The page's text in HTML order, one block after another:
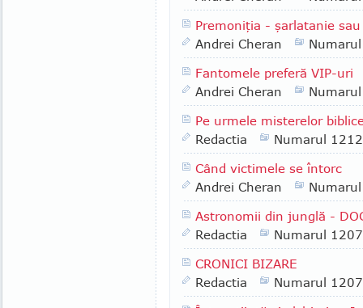
Premoniţia - şarlatanie sau
Andrei Cheran
Fantomele preferă VIP-uri
Andrei Cheran
Pe urmele misterelor
Redactia
Numarul 1212
Când victimele se întorc
Andrei Cheran
Astronomii din junglă -
Redactia
Numarul 1207
CRONICI BIZARE
Redactia
Numarul 1207